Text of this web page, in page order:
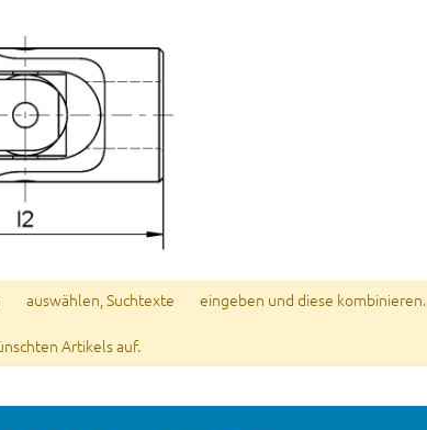
auswählen, Suchtexte
eingeben und diese kombinieren.
Artikels auf.